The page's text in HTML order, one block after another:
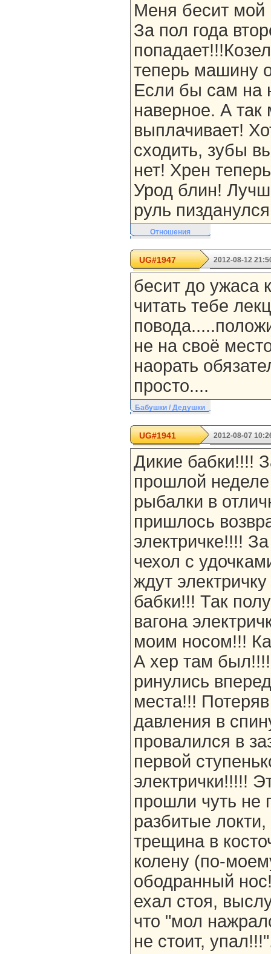
Меня бесит мой
За пол года
теперь машину
Если бы сам на
наверное. А
выплачивает!
сходить, зубы
нет! Хрен
Урод блин!
руль
Отношения
UG#1947 2012-08-12
бесит до ужаса
читать тебе
не на своё
наорать
просто....
Бабушки / Дедушки
UG#1941 2012-08-07
Дикие бабки!!!!
прошлой
рыбалки в
пришлось
электричке!!!!
чехол с
ждут
бабки!!! Так
вагона
моим носом!!!
А хер там
ринулись
места!!!
давления в
провалился в
первой
электрички!!!!!
прошли чуть не
разбитые
трещина в
колену (по-
ободранный
ехал стоя,
что "мол
не стоит,